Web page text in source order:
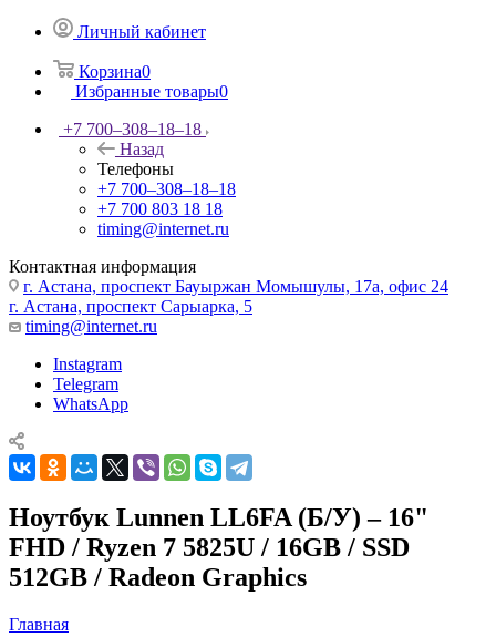
Личный кабинет
Корзина0
Избранные товары0
+7 700‒308‒18‒18
Назад
Телефоны
+7 700‒308‒18‒18
+7 700 803 18 18
timing@internet.ru
Контактная информация
г. Астана, проспект Бауыржан Момышулы, 17а, офис 24
г. Астана, проспект Сарыарка, 5
timing@internet.ru
Instagram
Telegram
WhatsApp
Ноутбук Lunnen LL6FA (Б/У) – 16"
FHD / Ryzen 7 5825U / 16GB / SSD
512GB / Radeon Graphics
Главная